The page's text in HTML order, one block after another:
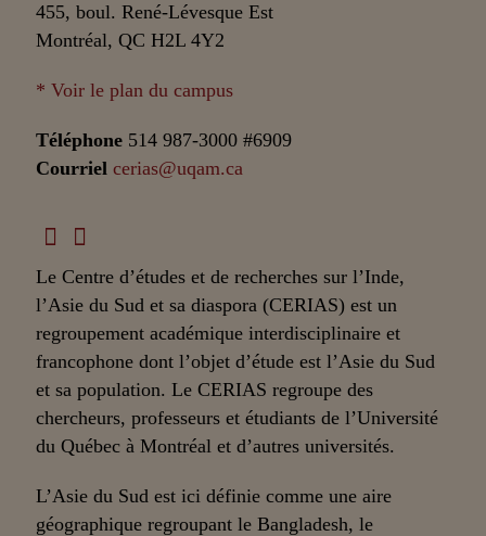
455, boul. René-Lévesque Est
Montréal, QC H2L 4Y2
* Voir le plan du campus
Téléphone 514 987-3000 #6909
Courriel cerias@uqam.ca
Le Centre d’études et de recherches sur l’Inde,
l’Asie du Sud et sa diaspora (CERIAS) est un
regroupement académique interdisciplinaire et
francophone dont l’objet d’étude est l’Asie du Sud
et sa population. Le CERIAS regroupe des
chercheurs, professeurs et étudiants de l’Université
du Québec à Montréal et d’autres universités.
L’Asie du Sud est ici définie comme une aire
géographique regroupant le Bangladesh, le